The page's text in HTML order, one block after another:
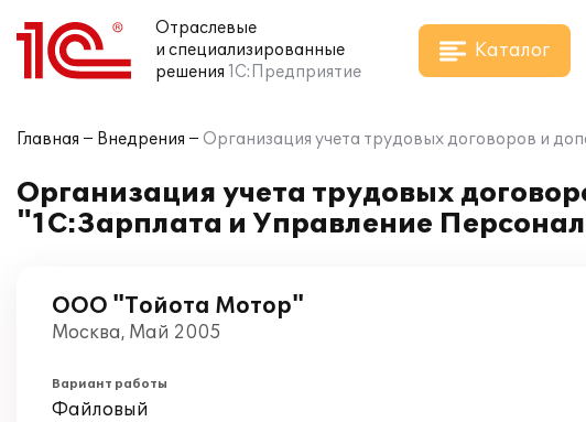
Отраслевые
и специализированные
решения 1С:Предприятие
Каталог
Главная Внедрения Организация учета трудовых договоров и
Организация учета трудовых
"1С:Зарплата и Управление
ООО "Тойота Мотор"
Москва, Май 2005
Вариант работы
Файловый